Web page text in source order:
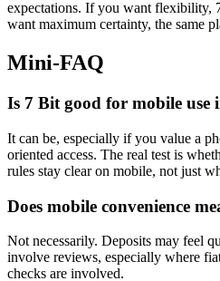
expectations. If you want flexibility,
want maximum certainty, the same
Mini-FAQ
Is 7 Bit good for mobile use
It can be, especially if you value a
oriented access. The real test is
rules stay clear on mobile, not just
Does mobile convenience
Not necessarily. Deposits may feel
involve reviews, especially where
checks are involved.